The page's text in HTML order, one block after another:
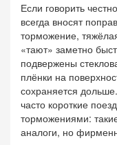
Если говорить
всегда вносят
торможение,
«тают» заметно
подвержены
плёнки на
сохраняется
часто короткие
торможениями:
аналоги, но